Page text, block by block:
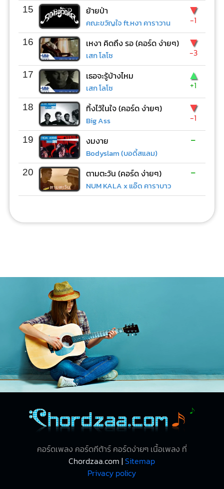
15 ย้ายป่า
คณะขวัญใจ ft.หงา คาราวาน
▼
-1
16 เหงา คิดถึง รอ (คอร์ด ง่ายๆ)
เสก โลโซ
▼
-3
17 เธอจะรู้บ้างไหม
เสก โลโซ
▲
+1
18 ทิ้งไว้ในใจ (คอร์ด ง่ายๆ)
Big Ass
▼
-1
19 งมงาย
Bodyslam (บอดี้สแลม)
-
20 ตามตะวัน (คอร์ด ง่ายๆ)
NUM KALA x แอ๊ด คาราบาว
-
คอร์ดเพลง คอร์ดกีต้าร์ คอร์ดง่ายๆ เนื้อเพลง ที่
Chordzaa.com |Sitemap
Privacy policy